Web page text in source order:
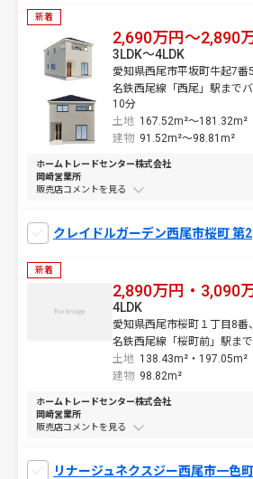
新着
2,690万円～2,890
愛知県西尾市平坂町牛起7番
名鉄西尾線「西尾」駅まで
10分
土地 167.52m²～181.32m²
3LDK～4LDK
建物 91.52m²～98.81m²
ホームトレードセンター株式会社
岡崎営業所
販売店コメントを
クレイドルガーデン西尾市桜町 第2
新着
2,890万円・3,090
愛知県西尾市桜町１丁目8番
名鉄西尾線「桜町前」駅ま
土地 138.43m²・ 197.05m²
4LDK
建物 98.82m²
ホームトレードセンター株式会社
岡崎営業所
販売店コメントを
リナージュネクスジー西尾市一色